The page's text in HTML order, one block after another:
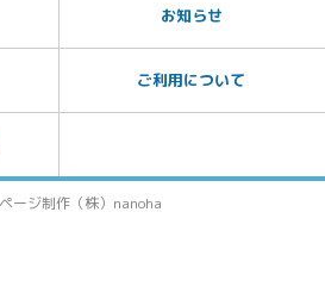
お知らせ
ご利用について
ージ制作（株）nanoha